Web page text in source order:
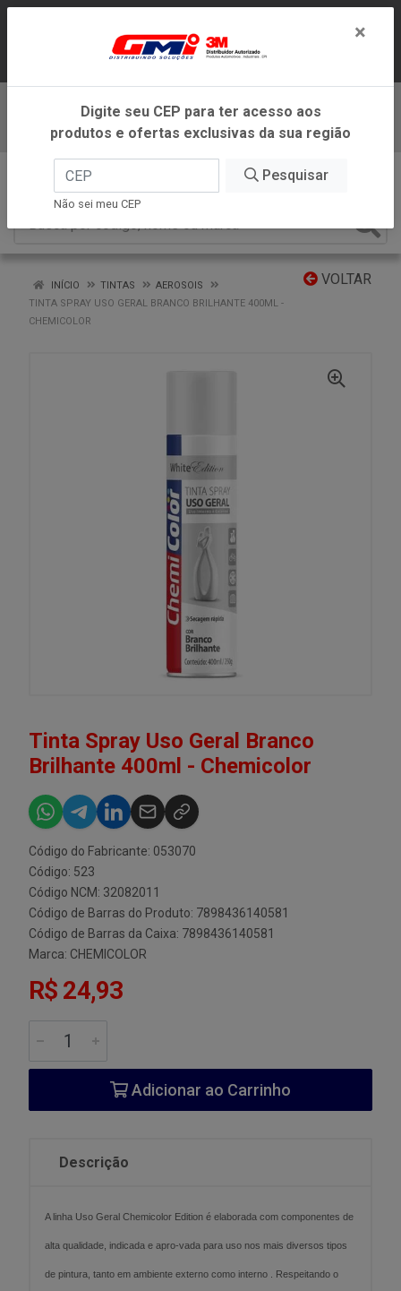
ATENDIMENTO DENTRO DO ESTADO DE
MINAS GERAIS.
Baixe já nosso APP
VOLTAR
INÍCIO TINTAS
AEROSOIS
TINTA SPRAY USO GERAL BRANCO BRILHANTE 400ML -
CHEMICOLOR
Tinta Spray Uso Geral Branco
Brilhante 400ml - Chemicolor
Código do Fabricante: 053070
Código: 523
Código NCM: 32082011
Código de Barras do Produto: 7898436140581
Código de Barras da Caixa: 7898436140581
Marca: CHEMICOLOR
R$ 24,93
Adicionar ao Carrinho
Descrição
A linha Uso Geral Chemicolor Edition é elaborada com componentes de
alta qualidade, indicada e apro-vada para uso nos mais diversos tipos
de pintura, tanto em ambiente externo como interno . Respeitando o
×
Digite seu CEP para ter acesso aos
produtos e ofertas exclusivas da sua região
Pesquisar
Não sei meu CEP